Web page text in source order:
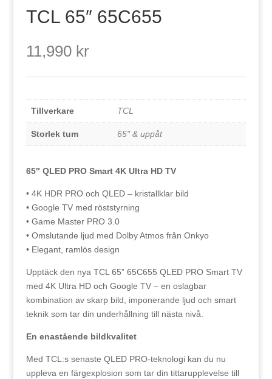
TCL 65″ 65C655
11,990 kr
Tillverkare TCL
Storlek tum 65" & uppåt
65″ QLED PRO Smart 4K Ultra HD TV
• 4K HDR PRO och QLED – kristallklar bild
• Google TV med röststyrning
• Game Master PRO 3.0
• Omslutande ljud med Dolby Atmos från Onkyo
• Elegant, ramlös design
Upptäck den nya TCL 65” 65C655 QLED PRO Smart TV
med 4K Ultra HD och Google TV – en oslagbar
kombination av skarp bild, imponerande ljud och smart
teknik som tar din underhållning till nästa nivå.
En enastående bildkvalitet
Med TCL:s senaste QLED PRO-teknologi kan du nu
uppleva en färgexplosion som tar din tittarupplevelse till